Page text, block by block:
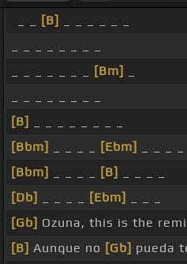
[B]
[Bm]
[B]
[Bbm]
[Ebm]
[Bbm]
[B]
[Db]
[Ebm]
[Gb] Ozuna, this is the
[B] Aunque no [Gb] pueda